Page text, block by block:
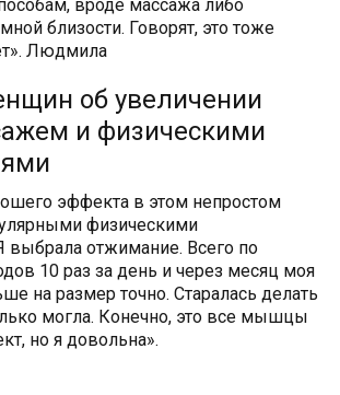
вроде массажа либо
близости. Говорят, это тоже
Людмила
об увеличении
и физическими
эффекта в этом непростом
физическими
выбрала отжимание. Всего по
10 раз за день и через месяц моя
на размер точно. Старалась делать
могла. Конечно, это все мышцы
но я довольна».